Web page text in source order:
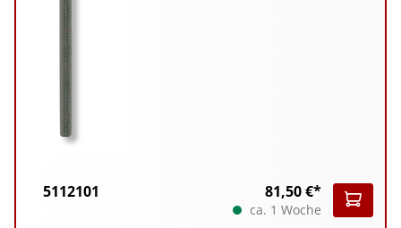
5112101 81,50 €*
ca. 1 Woche